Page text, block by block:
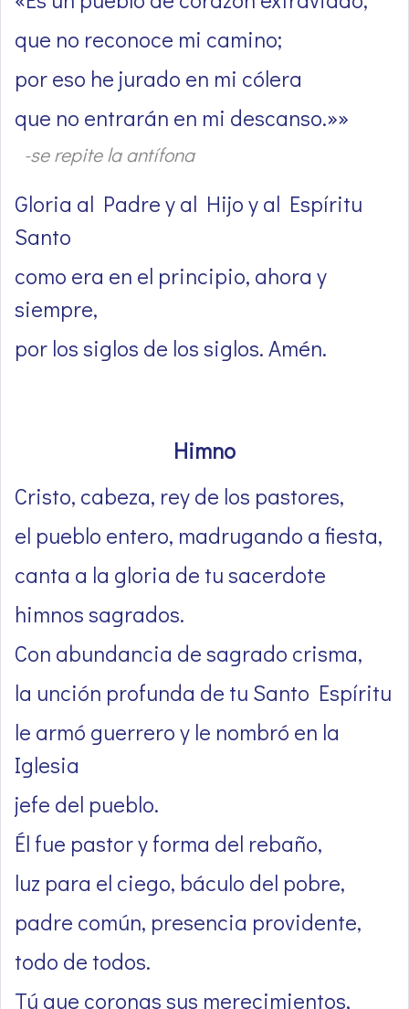
que no reconoce mi camino;
por eso he jurado en mi cólera
que no entrarán en mi descanso.»»
-se repite la antífona
Gloria al Padre y al Hijo y al Espíritu
Santo
como era en el principio, ahora y
siempre,
por los siglos de los siglos. Amén.
Himno
Cristo, cabeza, rey de los pastores,
el pueblo entero, madrugando a fiesta,
canta a la gloria de tu sacerdote
himnos sagrados.
Con abundancia de sagrado crisma,
la unción profunda de tu Santo Espíritu
le armó guerrero y le nombró en la
Iglesia
jefe del pueblo.
Él fue pastor y forma del rebaño,
luz para el ciego, báculo del pobre,
padre común, presencia providente,
todo de todos.
Tú que coronas sus merecimientos,